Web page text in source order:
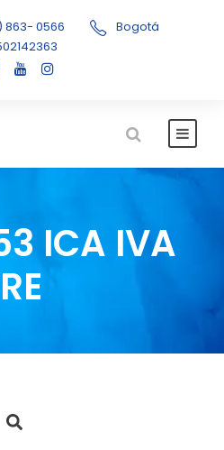
863- 0566
Bogotá
ICA IVA